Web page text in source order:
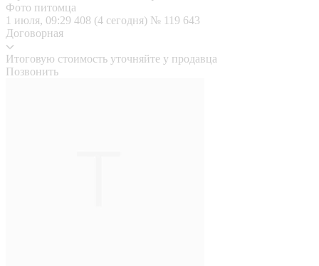
Фото питомца
1 июля, 09:29 408 (4 сегодня) № 119 643
Договорная
Итоговую стоимость уточняйте у продавца
Позвонить